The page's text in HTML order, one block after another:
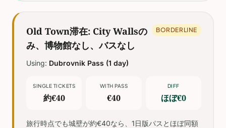
Old Town滞在: City Wallsの
み、博物館なし、バスなし
BORDERLINE
Using: Dubrovnik Pass (1 day)
SINGLE TICKETS
約€40
WITH PASS
€40
DIFF
ほぼ€0
旅行時点でも城壁が約€40なら、1日版パスとほぼ同額